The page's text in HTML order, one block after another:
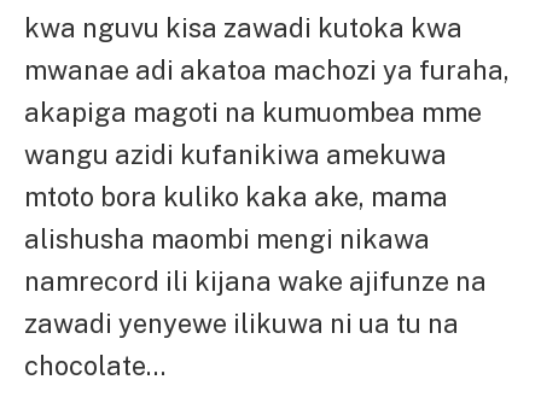
kwa nguvu kisa zawadi kutoka kwa
mwanae adi akatoa machozi ya furaha,
akapiga magoti na kumuombea mme
wangu azidi kufanikiwa amekuwa
mtoto bora kuliko kaka ake, mama
alishusha maombi mengi nikawa
namrecord ili kijana wake ajifunze na
zawadi yenyewe ilikuwa ni ua tu na
chocolate…